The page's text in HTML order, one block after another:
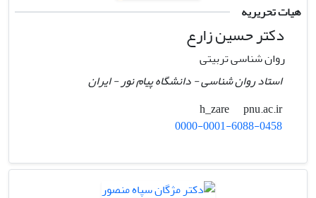
هیات تحریریه
دکتر حسین زارع
روان شناسی تربیتی
استاد روان شناسی - دانشگاه پیام نور - ایران
h_zare
pnu.ac.ir
0000-0001-6088-0458